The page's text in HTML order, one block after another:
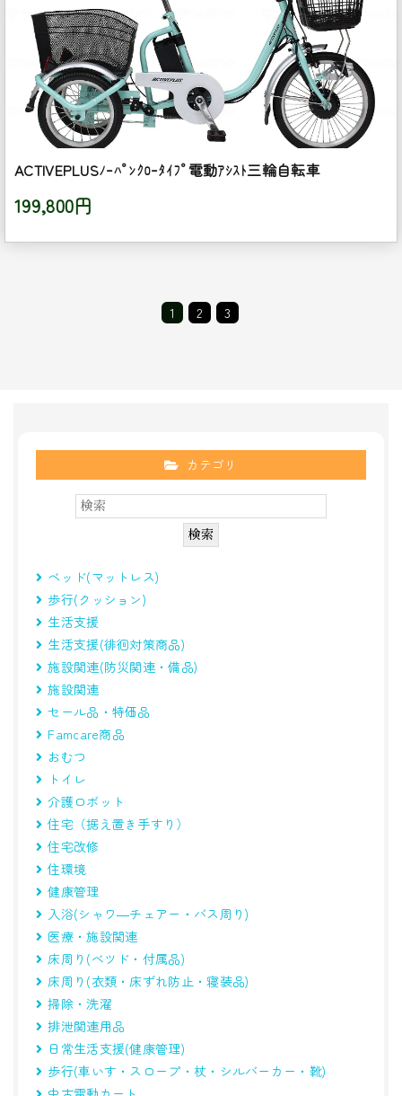
ACTIVEPLUSﾉｰﾊﾟﾝｸﾛｰﾀｲﾌﾟ電動ｱｼｽﾄ三輪自転車
199,800円
1 2 3
カテゴリ
ベッド(マットレス)
歩行(クッション)
生活支援
生活支援(徘徊対策商品)
施設関連(防災関連・備品)
施設関連
セール品・特価品
Famcare商品
おむつ
トイレ
介護ロボット
住宅（据え置き手すり）
住宅改修
住環境
健康管理
入浴(シャワ―チェアー・バス周り)
医療・施設関連
床周り(べツド・付属品)
床周り(衣類・床ずれ防止・寝装品)
掃除・洗濯
排泄関連用品
日常生活支援(健康管理)
歩行(車いす・スロープ・杖・シルバーカー・靴)